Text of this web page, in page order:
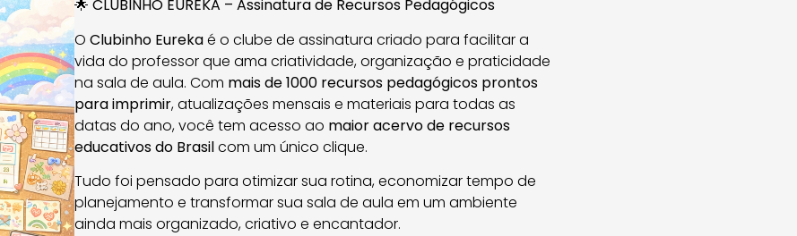
🌟 CLUBINHO EUREKA – Assinatura de Recursos Pedagógicos
O Clubinho Eurekaé o clube de assinatura criado para facilitar a
vida do professor que ama criatividade, organização e praticidade
na sala de aula. Com mais de 1000 recursos pedagógicos prontos
para imprimir, atualizações mensais e materiais para todas as
datas do ano, você tem acesso ao maior acervo de recursos
educativos do Brasilcom um único clique.
Tudo foi pensado para otimizar sua rotina, economizar tempo de
planejamento e transformar sua sala de aula em um ambiente
ainda mais organizado, criativo e encantador.